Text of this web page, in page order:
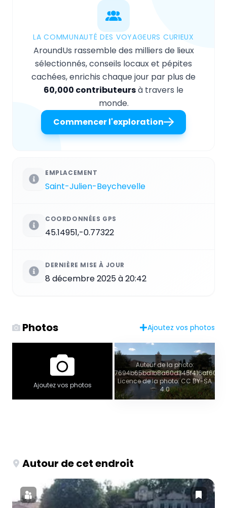
LA COMMUNAUTÉ DES VOYAGEURS CURIEUX
AroundUs rassemble des milliers de lieux
sélectionnés, conseils locaux et pépites
cachées, enrichis chaque jour par plus de
60,000 contributeursà travers le
monde.
Commencer l'exploration
EMPLACEMENT
Saint-Julien-Beychevelle
COORDONNÉES GPS
45.14951,-0.77322
DERNIÈRE MISE À JOUR
8 décembre 2025 à 20:42
Photos Ajoutez vos photos
Ajoutez vos photos
Auteur de la photo:
Licence de la photo: CC BY-SA
4.0
Autour de cet endroit